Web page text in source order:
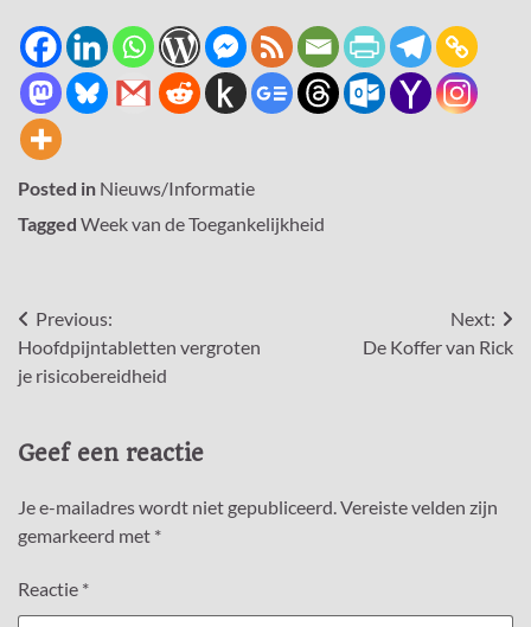
Posted in Nieuws/Informatie
Tagged Week van de Toegankelijkheid
Bericht
navigatie
Previous:
Hoofdpijntabletten vergroten
je risicobereidheid
Next:
De Koffer van Rick
Geef een reactie
Je e-mailadres wordt niet gepubliceerd.Vereiste velden zijn
gemarkeerd met *
Reactie *